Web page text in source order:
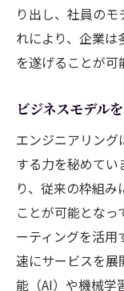
り出し、社員の
れにより、企業
を遂げることが可
ビジネスモデル
エンジニアリン
する力を秘めてい
り、従来の枠組
ことが可能とな
ーティングを活用
速にサービスを展
能（AI）や機械学